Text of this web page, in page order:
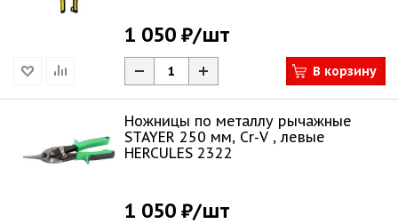
1 050 ₽/шт
В корзину
Ножницы по металлу рычажные
STAYER 250 мм, Cr-V , левые
HERCULES 2322
1 050 ₽/шт